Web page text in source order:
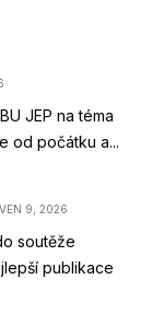
JEP na téma
od počátku a...
9, 2026
soutěže
publikace